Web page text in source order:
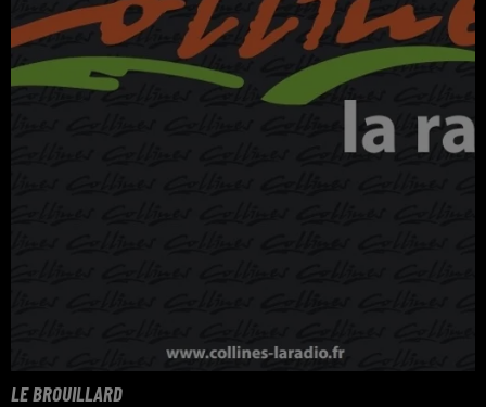
LE BROUILLARD